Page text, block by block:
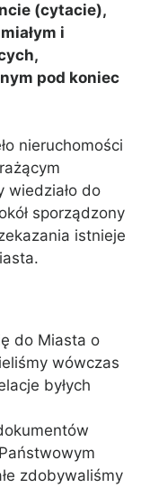
(cytacie),
i
pod koniec
nieruchomości
wiedziało do
sporządzony
istnieje
do Miasta o
wówczas
byłych
zdobywaliśmy